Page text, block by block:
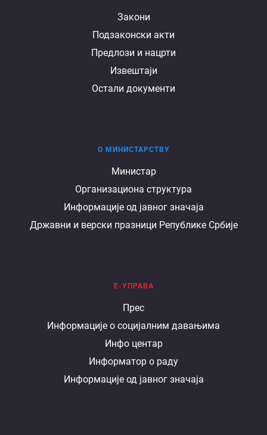
Закони
Подзаконски акти
Предлози и нацрти
Извештаји
Остали документи
министарству
О МИНИСТАРСТВУ
Министар
Организациона структура
Информације од јавног значаја
Државни и верски празници Републике Србије
Е-УПРАВА
Прес
Информације о социјалним давањима
Инфо центар
Информатор о раду
Информације од јавног значаја